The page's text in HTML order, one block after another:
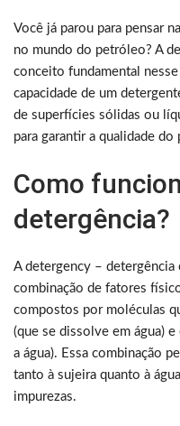
Você já parou para pensar
no mundo do petróleo? A
conceito fundamental
capacidade de um
de superfícies sólidas ou
para garantir a qualidade
Como
detergência?
A detergency –
combinação de fatores
compostos por moléculas
(que se dissolve em água)
a água). Essa combinação
tanto à sujeira quanto à
impurezas.